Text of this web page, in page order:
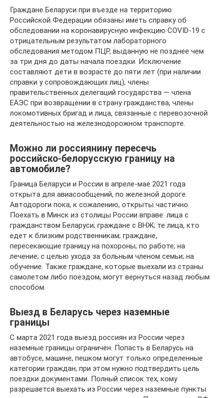
Граждане Беларуси при въезде на территорию
Российской Федерации обязаны иметь справку об
обследовании на коронавирусную инфекцию COVID-19 с
отрицательным результатом лабораторного
обследования методом ПЦР, выданную не позднее чем
за три дня до даты начала поездки. Исключение
составляют дети в возрасте до пяти лет (при наличии
справки у сопровождающих лиц), члены
правительственных делегаций государства — члена
EAЭС при возвращении в страну гражданства, члены
локомотивных бригад и лица, связанные с перевозочной
деятельностью на железнодорожном транспорте.
Можно ли россиянину пересечь
российско-белорусскую границу на
автомобиле?
Граница Беларуси и России в апреле-мае 2021 года
открыта для авиасообщений, по железной дороге.
Автодороги пока, к сожалению, открыты частично.
Поехать в Минск из столицы России вправе: лица с
гражданством Беларуси; граждане с ВНЖ; те лица, кто
едет к близким родственникам; граждане,
пересекающие границу на похороны; по работе; на
лечение; с целью ухода за больным членом семьи; на
обучение. Также граждане, которые выехали из страны
самолетом либо поездом, могут вернуться назад любым
способом.
Выезд в Беларусь через наземные
границы
С марта 2021 года выезд россиян из России через
наземные границы ограничен. Попасть в Беларусь на
автобусе, машине, пешком могут только определенные
категории граждан, при этом нужно подтвердить цель
поездки документами. Полный список тех, кому
разрешается выехать из России через наземные пункты